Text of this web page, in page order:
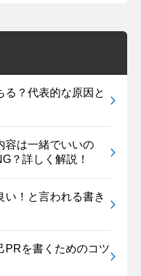
る？代表的な原因と
容は一緒でいいの
？詳しく解説！
い！と言われる書き
PRを書くためのコツ